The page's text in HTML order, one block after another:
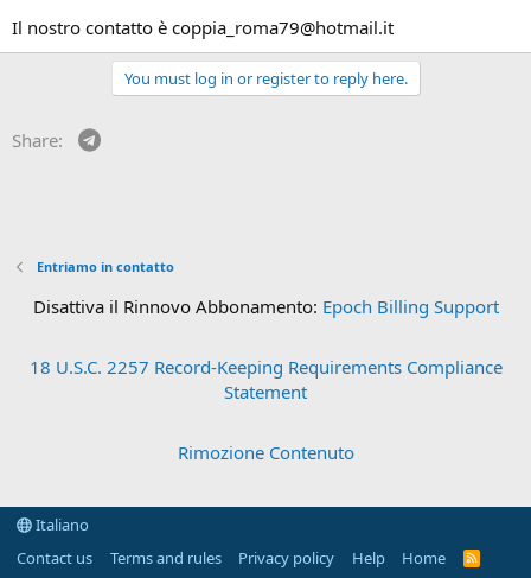
Il nostro contatto è coppia_roma79@hotmail.it
You must log in or register to reply here.
Share:
Entriamo in contatto
Disattiva il Rinnovo Abbonamento: Epoch Billing Support
18 U.S.C. 2257 Record-Keeping Requirements Compliance
Statement
Rimozione Contenuto
Italiano
Contact us
Terms and rules Privacy policy Help Home
R